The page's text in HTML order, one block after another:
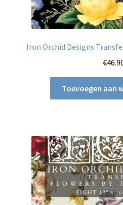
Iron Orchid Designs
€
Toevoegen aan